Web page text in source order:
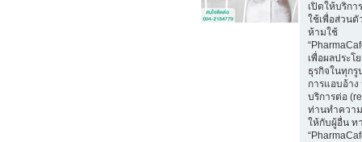
เปิดให้บริกา
ใช้เพื่อส่วนตั
ห้ามใช้
เพื่อผลประโ
ธุรกิจในทุก
การแอบอ้าง
บริการต่อ
ท่านทำควา
ให้กับผู้อื่น ท